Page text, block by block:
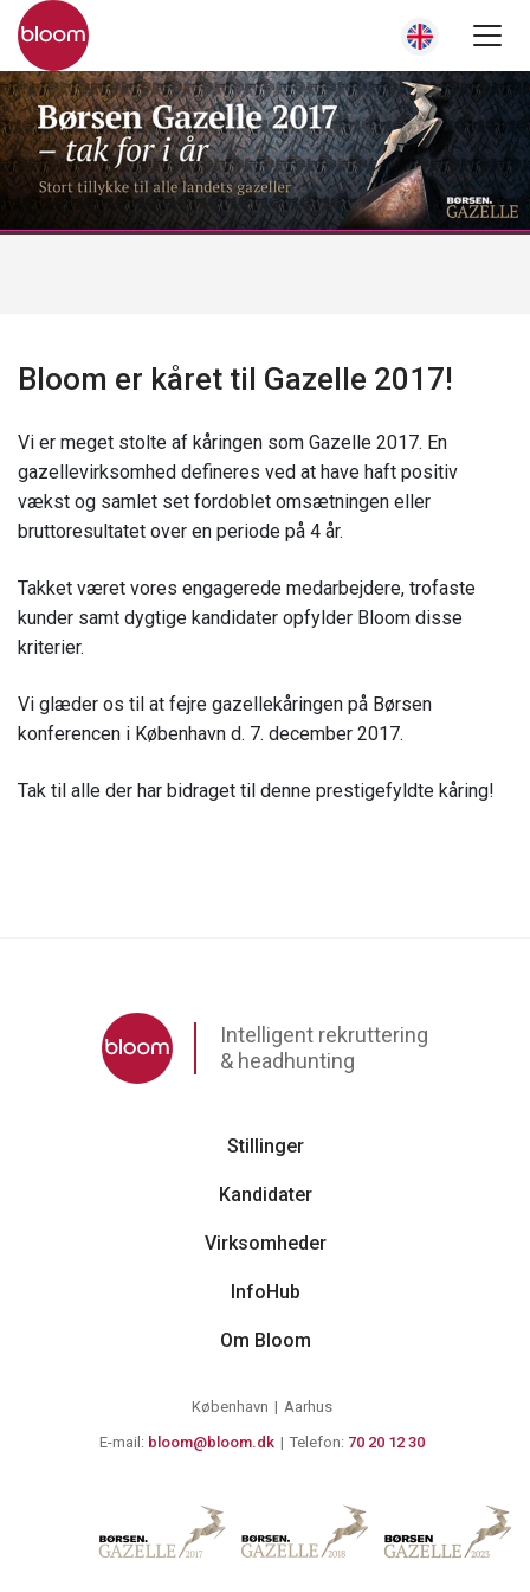
Bloom er kåret til Gazelle 2017!
Vi er meget stolte af kåringen som Gazelle 2017. En
gazellevirksomhed defineres ved at have haft positiv
vækst og samlet set fordoblet omsætningen eller
bruttoresultatet over en periode på 4 år.
Takket været vores engagerede medarbejdere, trofaste
kunder samt dygtige kandidater opfylder Bloom disse
kriterier.
Vi glæder os til at fejre gazellekåringen på Børsen
konferencen i København d. 7. december 2017.
Tak til alle der har bidraget til denne prestigefyldte kåring!
Intelligent rekruttering
& headhunting
Stillinger
Kandidater
Virksomheder
InfoHub
Om Bloom
København
Aarhus
E-mail: bloom@bloom.dk Telefon: 70 20 12 30